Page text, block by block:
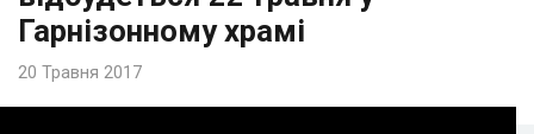
Гарнізонному храмі
20 Травня 2017